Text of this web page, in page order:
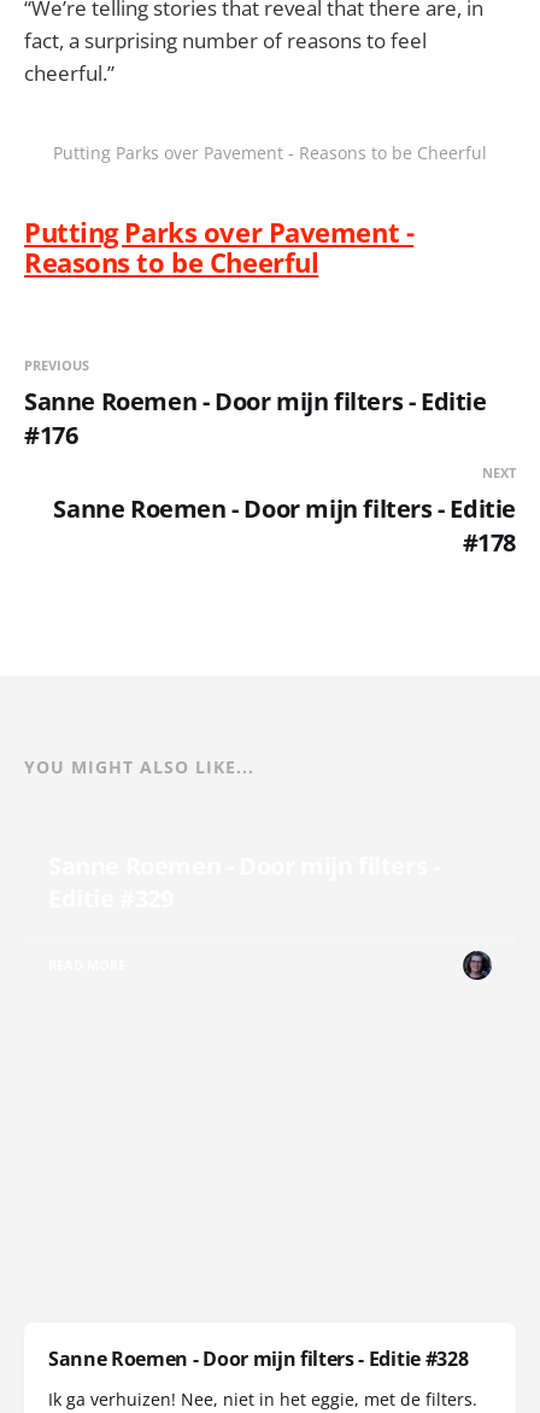
“We’re telling stories that reveal that there are, in
fact, a surprising number of reasons to feel
cheerful.”
Putting Parks over Pavement - Reasons to be Cheerful
Putting Parks over Pavement -
Reasons to be Cheerful
PREVIOUS
Sanne Roemen - Door mijn filters - Editie
#176
NEXT
Sanne Roemen - Door mijn filters - Editie
#178
YOU MIGHT ALSO LIKE...
Sanne Roemen - Door mijn filters - Editie #328
Ik ga verhuizen! Nee, niet in het eggie, met de filters.